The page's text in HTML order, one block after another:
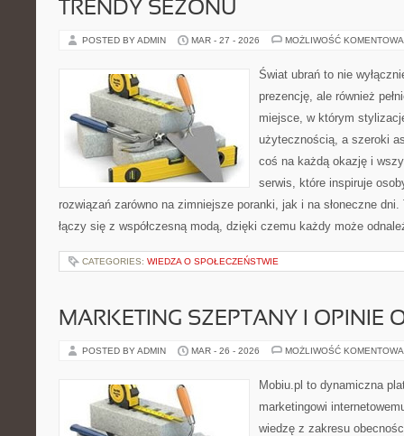
TRENDY SEZONU
POSTED BY ADMIN MAR - 27 - 2026 MOŻLIWOŚĆ
Świat ubrań to nie
prezencję, ale również
miejsce, w którym
użytecznością, a szeroki
coś na każdą okazję i
serwis, które inspiruje
rozwiązań zarówno na zimniejsze poranki, jak i na słoneczne
łączy się z współczesną modą, dzięki czemu każdy może
CATEGORIES: WIEDZA O SPOŁECZEŃSTWIE
MARKETING SZEPTANY I OPINIE
POSTED BY ADMIN MAR - 26 - 2026 MOŻLIWOŚĆ
Mobiu.pl to dynamiczna
marketingowi
wiedzę z zakresu